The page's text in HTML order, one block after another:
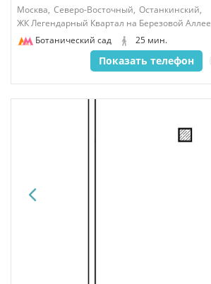
Москва, Северо-Восточный, Останкинский,
ЖК Легендарный Квартал на Березовой Аллее
Ботанический сад
25 мин.
Показать телефон